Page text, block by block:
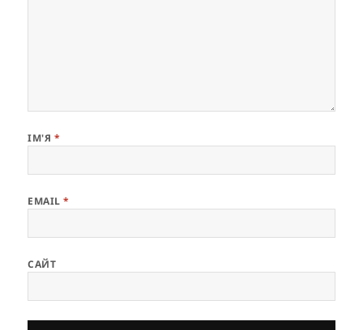
ІМ'Я *
EMAIL*
САЙТ